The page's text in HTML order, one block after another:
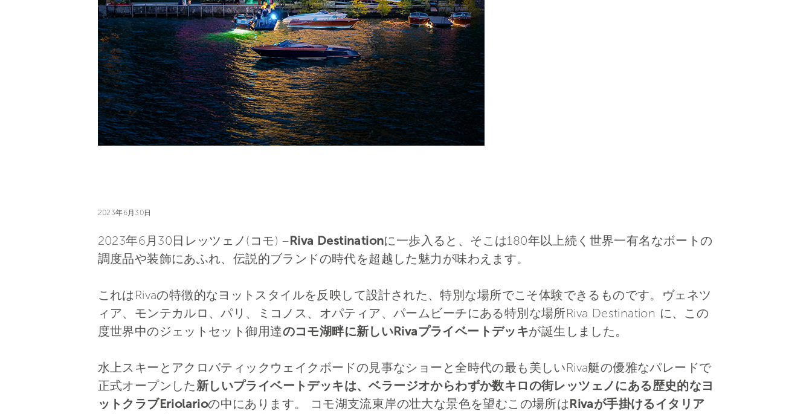
2023年6月30日
2023年6月30日レッツェノ(コモ) –Riva Destinationに一歩入ると、そこは180年以上続く世界一有名なボートの
調度品や装飾にあふれ、伝説的ブランドの時代を超越した魅力が味わえます。
これはRivaの特徴的なヨットスタイルを反映して設計された、特別な場所でこそ体験できるものです。ヴェネツ
ィア、モンテカルロ、パリ、ミコノス、オパティア、パームビーチにある特別な場所Riva Destination に、この
度世界中のジェットセット御用達のコモ湖畔に新しいRivaプライベートデッキが誕生しました。
水上スキーとアクロバティックウェイクボードの見事なショーと全時代の最も美しいRiva艇の優雅なパレードで
正式オープンした新しいプライベートデッキは、ベラージオからわずか数キロの街レッツェノにある歴史的なヨ
ットクラブEriolarioの中にあります。 コモ湖支流東岸の壮大な景色を望むこの場所はRivaが手掛けるイタリア